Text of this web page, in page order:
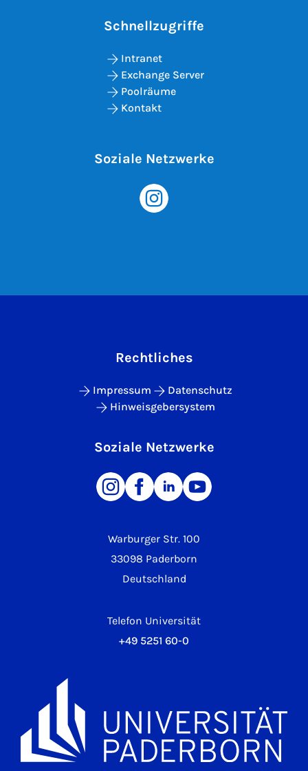
Schnellzugriffe
Intranet
Exchange Server
Poolräume
Kontakt
Soziale Netzwerke
Warburger Str. 100
33098 Paderborn
Deutschland
Telefon Universität
+49 5251 60-0
Rechtliches
Impressum
Datenschutz
Hinweisgebersystem
Soziale Netzwerke